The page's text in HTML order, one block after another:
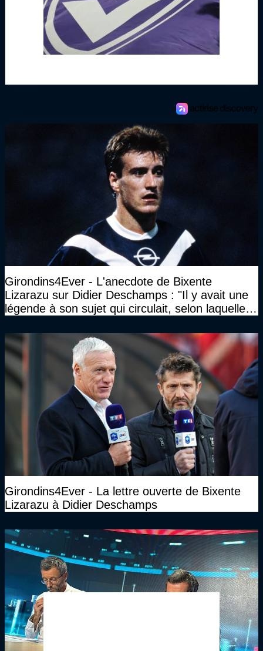
Girondins4Ever - L'anecdote de Bixente
Lizarazu sur Didier Deschamps : "Il y avait une
légende à son sujet qui circulait, selon laquelle il
Girondins4Ever - La lettre ouverte de Bixente
Lizarazu à Didier Deschamps